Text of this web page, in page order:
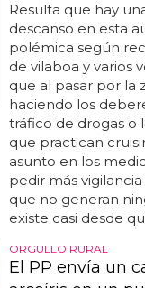
Resulta que hay
descanso en esta
polémica según
de vilaboa y varios
que al pasar por la
haciendo los
tráfico de drogas o
que practican
asunto en los
pedir más
que no generan
existe casi desde
ORGULLO RURAL
El PP envía un